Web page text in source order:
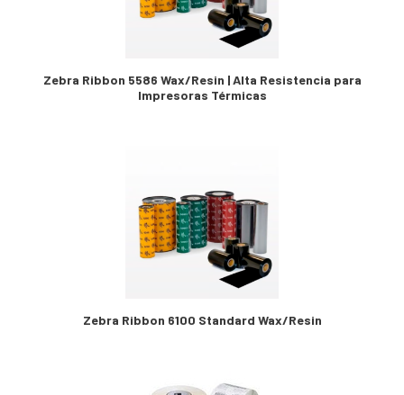
Zebra Ribbon 5586 Wax/Resin | Alta Resistencia para
Impresoras Térmicas
Zebra Ribbon 6100 Standard Wax/Resin